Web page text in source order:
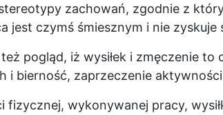
zachowań, zgodnie z
jest czymś śmiesznym i nie zyskuje
pogląd, iż wysiłek i zmęczenie to
i bierność, zaprzeczenie
wykonywanej pracy,